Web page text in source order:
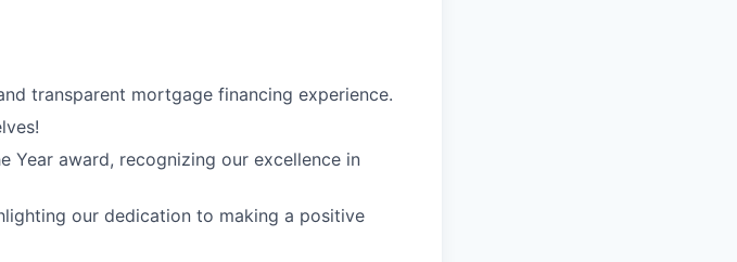
transparent mortgage financing experience.
Year award, recognizing our excellence in
our dedication to making a positive